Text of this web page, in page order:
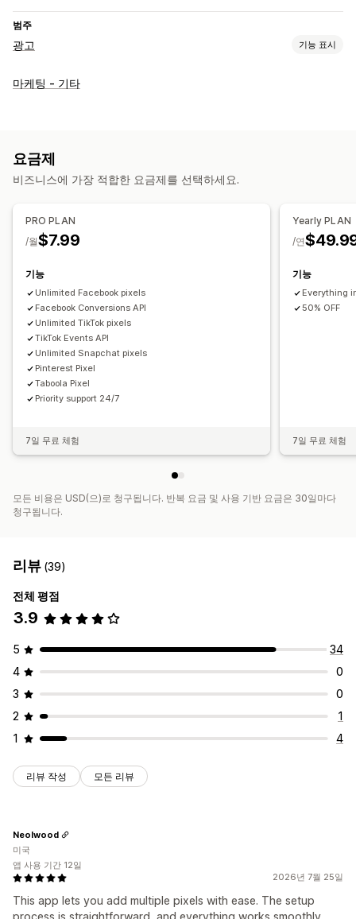
범주
광고 기능 표시
타게팅
소셜 미디어
실적 분석
마케팅 - 기타
요금제
비즈니스에 가장 적합한 요금제를 선택하세요.
PRO PLAN
$7.99
/월
기능
Unlimited Facebook pixels
Facebook Conversions API
Unlimited TikTok pixels
TikTok Events API
Unlimited Snapchat pixels
Pinterest Pixel
Taboola Pixel
Priority support 24/7
7일 무료 체험
Yearly PLAN
/연
기능
Everything
50% OFF
7일 무료 체험
모든 비용은 USD(으)로 청구됩니다. 반복 요금 및 사용 기반 요금은 30일마다
청구됩니다.
리뷰 (39)
전체 평점
3.9
5
34
4
0
3
0
2
1
1
4
리뷰 작성 모든 리뷰
2026년 7월 25일
This app lets you add multiple pixels with ease. The setup
Neolwood
미국
앱 사용 기간 12일